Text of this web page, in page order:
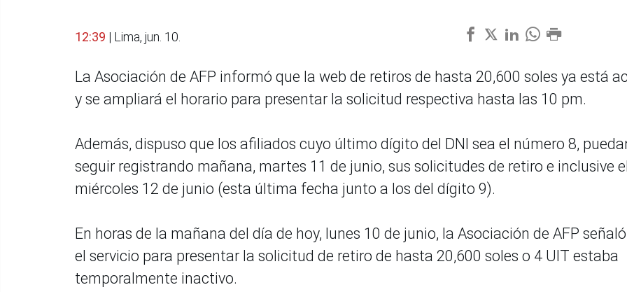
12:39 | Lima, jun. 10.
La Asociación de AFP informó que la web de retiros de hasta 20,600 soles ya está
y se ampliará el horario para presentar la solicitud respectiva hasta las 10 pm.
Además, dispuso que los afiliados cuyo último dígito del DNI sea el número 8,
seguir registrando mañana, martes 11 de junio, sus solicitudes de retiro e inclusive el
miércoles 12 de junio (esta última fecha junto a los del dígito 9).
En horas de la mañana del día de hoy, lunes 10 de junio, la Asociación de AFP
el servicio para presentar la solicitud de retiro de hasta 20,600 soles o 4 UIT estaba
temporalmente inactivo.